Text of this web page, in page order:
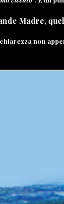
Madre,
non